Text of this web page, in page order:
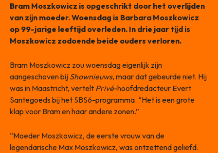
Bram Moszkowicz is opgeschrikt door het overlijden
van zijn moeder. Woensdag is Barbara Moszkowicz
op 99-jarige leeftijd overleden. In drie jaar tijd is
Moszkowicz zodoende beide ouders verloren.
Bram Moszkowicz zou woensdag eigenlijk zijn
aangeschoven bij Shownieuws, maar dat gebeurde niet. Hij
was in Maastricht, vertelt Privé-hoofdredacteur Evert
Santegoeds bij het SBS6-programma. “Het is een grote
klap voor Bram en haar andere zonen.”
“Moeder Moszkowicz, de eerste vrouw van de
legendarische Max Moszkowicz, was ontzettend geliefd.